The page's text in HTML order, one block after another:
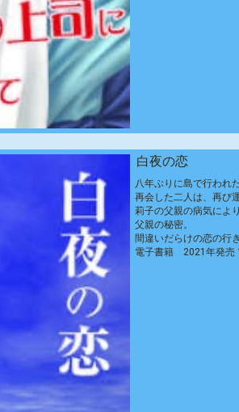
白夜の恋
八年ぶりに島で行われ
再会した二人は、再び
莉子の父親の病気によ
父親の秘密。
間違いだらけの恋の行
電子書籍 2021年発売